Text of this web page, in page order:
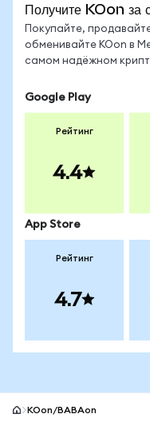
Получите KOon за
Покупайте,
обменивайте KOon в
самом надёжном
Google Play
Рейтинг
4.4
App Store
Рейтинг
4.7
KOon/BABAon